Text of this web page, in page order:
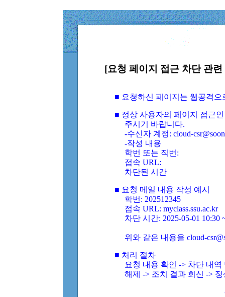
[요청 페이지 접근 차단 관
■ 요청하신 페이지는 웹공격
■ 정상 사용자의 페이지 접근
주시기 바랍니다.
-수신자 계정: cloud-
-작성 내용
학번 또는 직번:
접속 URL:
차단된 시간
■ 요청 메일 내용 작성 예시
학번: 202512345
접속 URL: myclass.ssu.ac.kr
차단 시간: 2025-05-01 10:30
위와 같은 내용을 cloud-
■ 처리 절차
요청 내용 확인 -> 차단 내
해제 -> 조치 결과 회신 ->